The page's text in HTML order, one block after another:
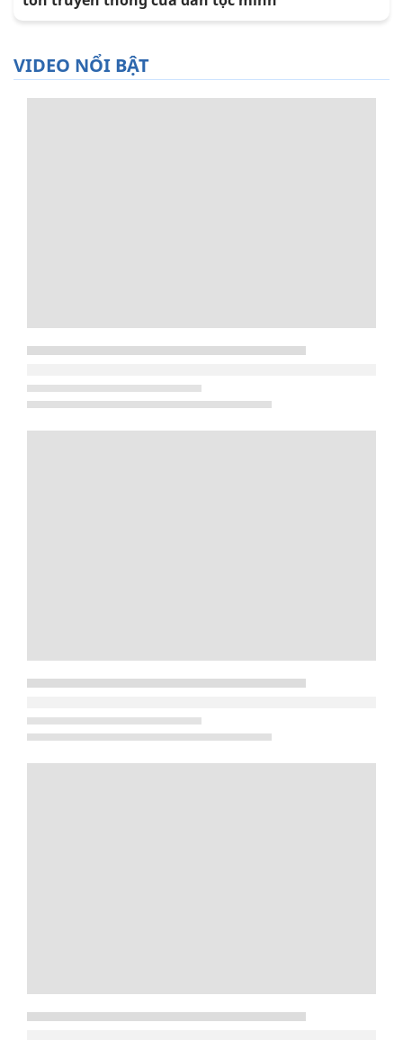
VIDEO NỔI BẬT